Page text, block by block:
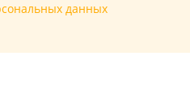
данных